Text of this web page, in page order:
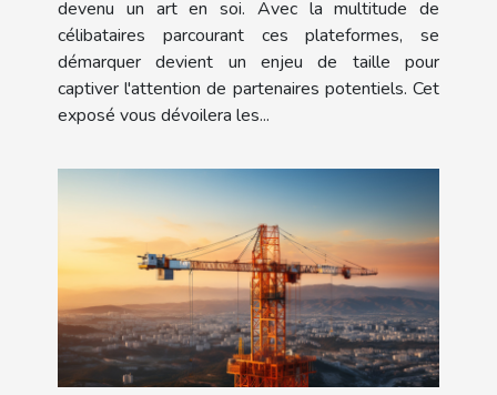
devenu un art en soi. Avec la multitude de
célibataires parcourant ces plateformes, se
démarquer devient un enjeu de taille pour
captiver l'attention de partenaires potentiels. Cet
exposé vous dévoilera les...